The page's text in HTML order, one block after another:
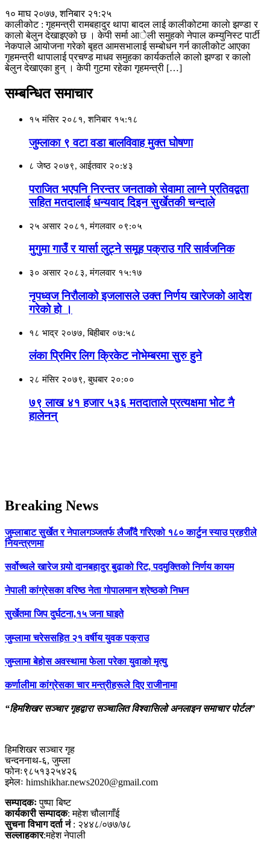
१० माघ २०७७, शनिबार २१:२५
कालीकोट : गृहमन्त्री रामबहादुर थापा बादल लाई कालीकोटमा कालाे झण्डा र
कालाे बेलुन देखाइएको छ । केपी सर्मा आेली समुहकाे नेपाल कम्युनिस्ट पार्टी
नेकपाले आयोजना गरेको बृहत आमसभालाई सम्बोधन गर्न कालीकोट आएका
गृहमन्त्री थापालाई प्रचण्ड माधव समुहका कार्यकर्ताले कालो झण्डा र कालो
बेलुन देखाएका हुन् । केपी गुटमा रहेका गृहमन्त्री […]
सम्बन्धित समाचार
१५ मंसिर २०८१, शनिबार १५:१८
जुम्लाका ९ वटा वडा बालविवाह मुक्त घोषणा
८ जेष्ठ २०७९, आईतवार २०:४३
पराजित भएपनि निरन्तर जनताकाे सेवामा लाग्ने प्रतिवद्वता
सहित मतदालाई धन्यवाद दिइन सुर्खेतकी चन्दाले
२५ असार २०८१, मंगलवार ०९:०५
मुगुमा गाउँ र यार्सा लुट्ने समूह पक्राउ गरि सार्वजनिक
३० असार २०८३, मंगलवार १५:१७
नृपध्वज निरौलाको इजलासले उक्त निर्णय खारेजको आदेश
गरेको हो ।
१८ भाद्र २०७७, बिहीबार ०७:५८
लंका प्रिमिर लिग क्रिकेट नोभेम्बरमा सुरु हुने
२८ मंसिर २०७९, बुधबार २०:००
७९ लाख ४१ हजार ५३६ मतदाताले प्रत्यक्षमा भोट नै
हालेनन्
Breaking News
जुम्लाबाट सुर्खेत र नेपालगञ्जतर्फ लैजाँदै गरिएको १८० कार्टुन स्याउ प्रहरीले
नियन्त्रणमा
सर्वोच्चले खारेज गर्‍यो दानबहादुर बुढाको रिट, पदमुक्तिको निर्णय कायम
नेपाली कांग्रेसका वरिष्ठ नेता गोपालमान श्रेष्ठको निधन
सुर्खेतमा जिप दुर्घटना,१५ जना घाइते
जुम्लामा चरेससहित २१ वर्षीय युवक पक्राउ
जुम्लामा बेहोस अवस्थामा फेला परेका युवाको मृत्यु
कर्णालीमा कांग्रेसका चार मन्त्रीहरूले दिए राजीनामा
“हिमशिखर सञ्चार गृहद्वारा सञ्चालित विश्वासिलो अनलाइन समाचार पोर्टल”
हिमशिखर सञ्चार गृह
चन्दननाथ-६, जुम्ला
फोनः९८५१३२५४२६
इमेलः himshikhar.news2020@gmail.com
सम्पादकःपुष्पा बिष्ट
कार्यकारी सम्पादक: महेश चौलागाँई
सुचना विभाग दर्ता नं: २४४८/०७७/७८
सल्लाहकार:महेश नेपाली